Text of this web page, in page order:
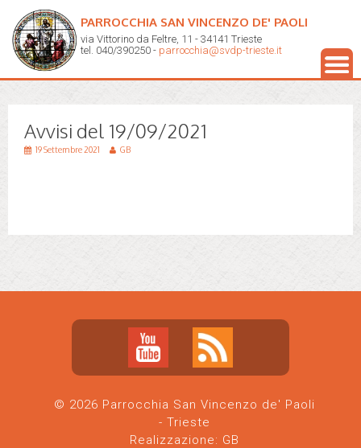
PARROCCHIA SAN VINCENZO DE' PAOLI
via Vittorino da Feltre, 11 - 34141 Trieste
tel. 040/390250 - parrocchia@svdp-trieste.it
Avvisi del 19/09/2021
19 Settembre 2021 GB
© 2026 Parrocchia San Vincenzo de' Paoli
- Trieste
Realizzazione: GB